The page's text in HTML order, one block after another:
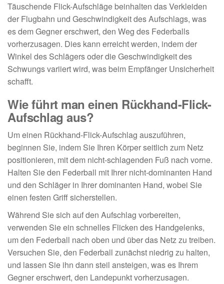
Täuschende Flick-Aufschläge beinhalten das Verkleiden
der Flugbahn und Geschwindigkeit des Aufschlags, was
es dem Gegner erschwert, den Weg des Federballs
vorherzusagen. Dies kann erreicht werden, indem der
Winkel des Schlägers oder die Geschwindigkeit des
Schwungs variiert wird, was beim Empfänger Unsicherheit
schafft.
Wie führt man einen Rückhand-Flick-
Aufschlag aus?
Um einen Rückhand-Flick-Aufschlag auszuführen,
beginnen Sie, indem Sie Ihren Körper seitlich zum Netz
positionieren, mit dem nicht-schlagenden Fuß nach vorne.
Halten Sie den Federball mit Ihrer nicht-dominanten Hand
und den Schläger in Ihrer dominanten Hand, wobei Sie
einen festen Griff sicherstellen.
Während Sie sich auf den Aufschlag vorbereiten,
verwenden Sie ein schnelles Flicken des Handgelenks,
um den Federball nach oben und über das Netz zu treiben.
Versuchen Sie, den Federball zunächst niedrig zu halten,
und lassen Sie ihn dann steil ansteigen, was es Ihrem
Gegner erschwert, den Landepunkt vorherzusagen.